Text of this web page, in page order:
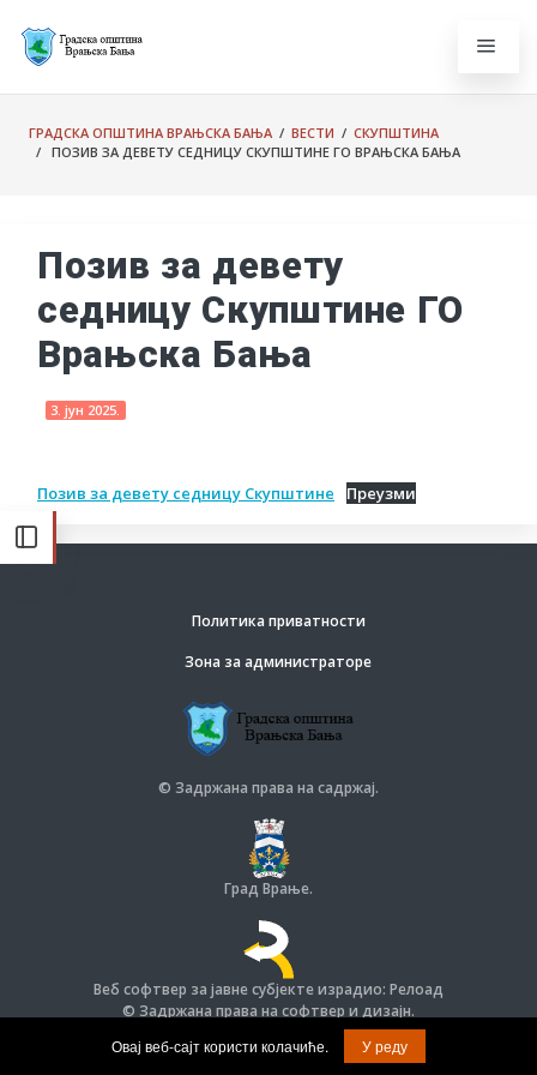
ГРАДСКА ОПШТИНА ВРАЊСКА БАЊА / ВЕСТИ / СКУПШТИНА
/ ПОЗИВ ЗА ДЕВЕТУ СЕДНИЦУ СКУПШТИНЕ ГО ВРАЊСКА БАЊА
Позив за девету
седницу Скупштине ГО
Врањска Бања
3. јун 2025.
Позив за девету седницу Скупштине Преузми
Политика приватности
Зона за администраторе
© Задржана права на садржај.
Град Врање.
Веб софтвер за јавне субјекте израдио: Релоад
© Задржана права на софтвер и дизајн.
Овај веб-сајт користи колачиће.
У реду